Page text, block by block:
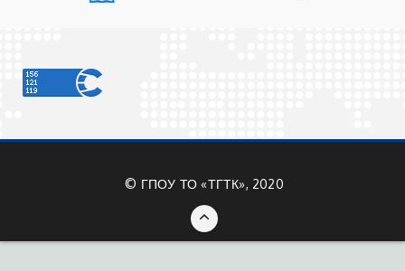
© ГПОУ ТО «ТГТК», 2020